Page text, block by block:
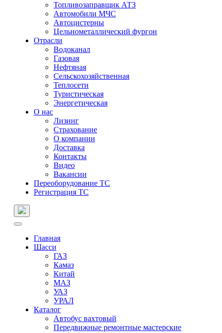
Топливозаправщик АТЗ
Автомобили МЧС
Автоцистерны
Цельнометаллический фургон
Отрасли
Водоканал
Газовая
Нефтяная
Сельскохозяйственная
Теплосети
Туристическая
Энергетическая
О нас
Лизинг
Страхование
О компании
Доставка
Контакты
Видео
Вакансии
Переоборудование ТС
Регистрация ТС
Главная
Шасси
ГАЗ
Камаз
Китай
МАЗ
УАЗ
УРАЛ
Каталог
Автобус вахтовый
Передвижные ремонтные мастерские